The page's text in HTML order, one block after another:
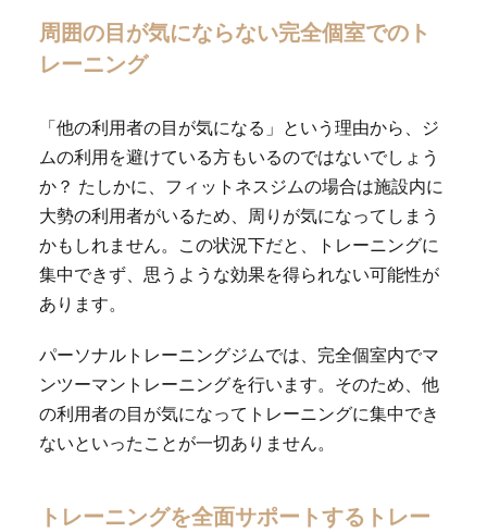
周囲の目が気にならない完全個室でのト
レーニング
「他の利用者の目が気になる」という理由から、ジ
ムの利用を避けている方もいるのではないでしょう
か？ たしかに、フィットネスジムの場合は施設内に
大勢の利用者がいるため、周りが気になってしまう
かもしれません。この状況下だと、トレーニングに
集中できず、思うような効果を得られない可能性が
あります。
パーソナルトレーニングジムでは、完全個室内でマ
ンツーマントレーニングを行います。そのため、他
の利用者の目が気になってトレーニングに集中でき
ないといったことが一切ありません。
トレーニングを全面サポートするトレー